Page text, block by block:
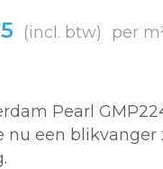
(incl. btw) per
Pearl
nu een